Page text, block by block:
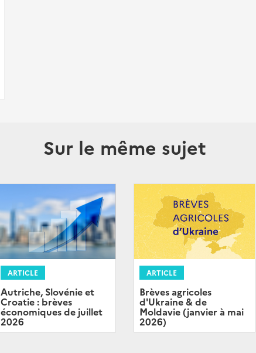
Sur le même sujet
ARTICLE
Autriche, Slovénie et
Croatie : brèves
économiques de juillet
2026
ARTICLE
Brèves agricoles
d'Ukraine & de
Moldavie (janvier à mai
2026)